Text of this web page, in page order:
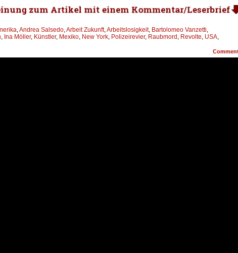
,Andrea Salsedo,Arbeit Zukunft,Arbeitslosigkeit, Bartolomeo Vanzetti,
, Ina Möller, Künstler, Mexiko, New York, Polizeirevier, Raubmord , Revolte, USA,